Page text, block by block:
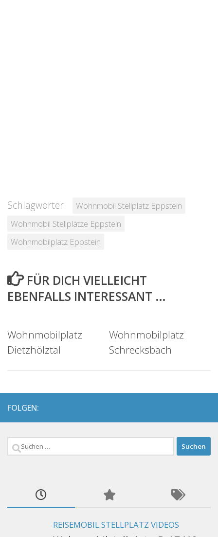
Schlagwörter:
Wohnmobil Stellplatz Eppstein
Wohnmobil Stellplätze Eppstein
Wohnmobilplatz Eppstein
FÜR DICH VIELLEICHT
EBENFALLS INTERESSANT …
Wohnmobilplatz
Dietzhölztal
Wohnmobilplatz
Schrecksbach
FOLGEN:
Suchen
REISEMOBIL STELLPLATZ VIDEOS